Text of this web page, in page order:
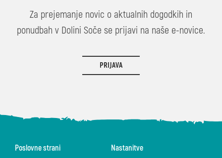
Za prejemanje novic o aktualnih dogodkih in
ponudbah v Dolini Soče se prijavi na naše e-novice.
PRIJAVA
Poslovne strani
Nastanitve